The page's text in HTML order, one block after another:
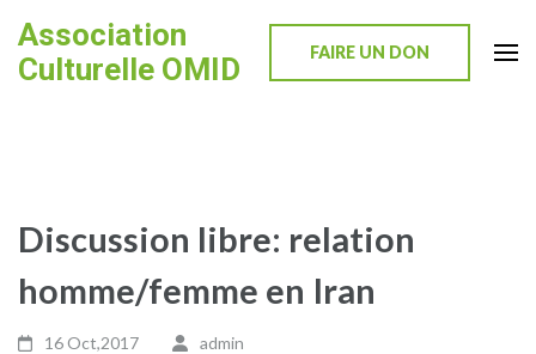
to
content
Association
Culturelle OMID
FAIRE UN DON
Discussion libre: relation
homme/femme en Iran
16 Oct,2017 admin